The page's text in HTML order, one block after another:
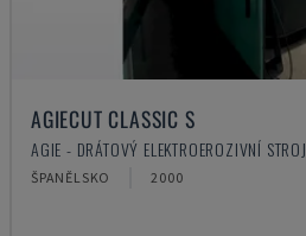
AGIECUT CLASSIC S
AGIE - DRÁTOVÝ ELEKTROEROZIVNÍ STROJ
ŠPANĚLSKO 2000